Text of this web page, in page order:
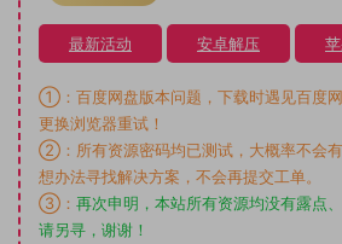
最新活动 安卓解压
①：百度网盘版本问题，下载时遇见百度
更换浏览器重试！
②：所有资源密码均已测试，大概率不会
想办法寻找解决方案，不会再提交工单。
③： 再次申明，本站所有资源均没有露点
请另寻，谢谢！